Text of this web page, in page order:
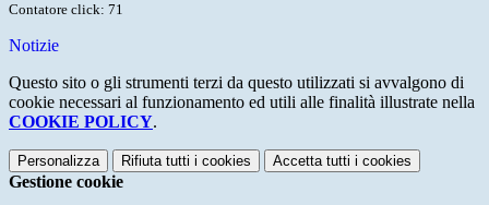
Contatore click: 71
Notizie
Questo sito o gli strumenti terzi da questo utilizzati si avvalgono di
cookie necessari al funzionamento ed utili alle finalità illustrate nella
COOKIE POLICY.
Personalizza Rifiuta tutti i cookies Accetta tutti i cookies
Gestione cookie